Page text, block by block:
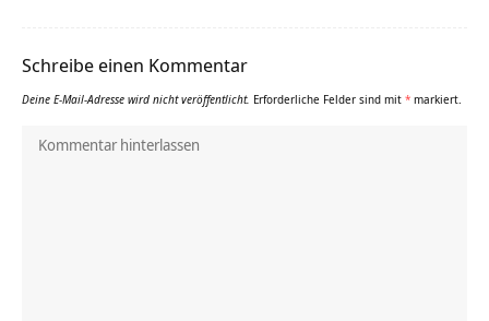
Schreibe einen Kommentar
Deine E-Mail-Adresse wird nicht veröffentlicht. Erforderliche Felder sind mit * markiert.